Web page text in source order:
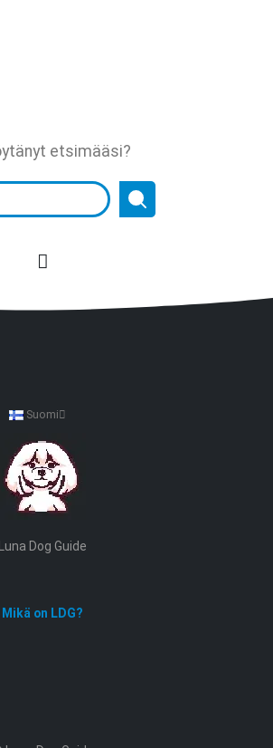
etsimääsi?
Suomi
Luna Dog Guide
Mikä on LDG?